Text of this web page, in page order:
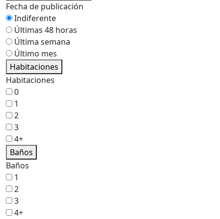
Fecha de publicación
Indiferente
Últimas 48 horas
Última semana
Último mes
Habitaciones
Habitaciones
0
1
2
3
4+
Baños
Baños
1
2
3
4+